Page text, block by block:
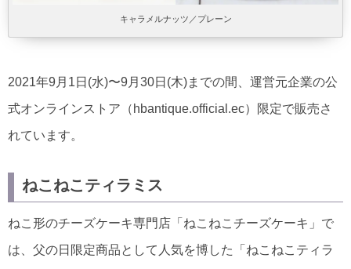
キャラメルナッツ／プレーン
2021年9月1日(水)〜9月30日(木)までの間、運営元企業の公
式オンラインストア（hbantique.official.ec）限定で販売さ
れています。
ねこねこティラミス
ねこ形のチーズケーキ専門店「ねこねこチーズケーキ」で
は、父の日限定商品として人気を博した「ねこねこティラ